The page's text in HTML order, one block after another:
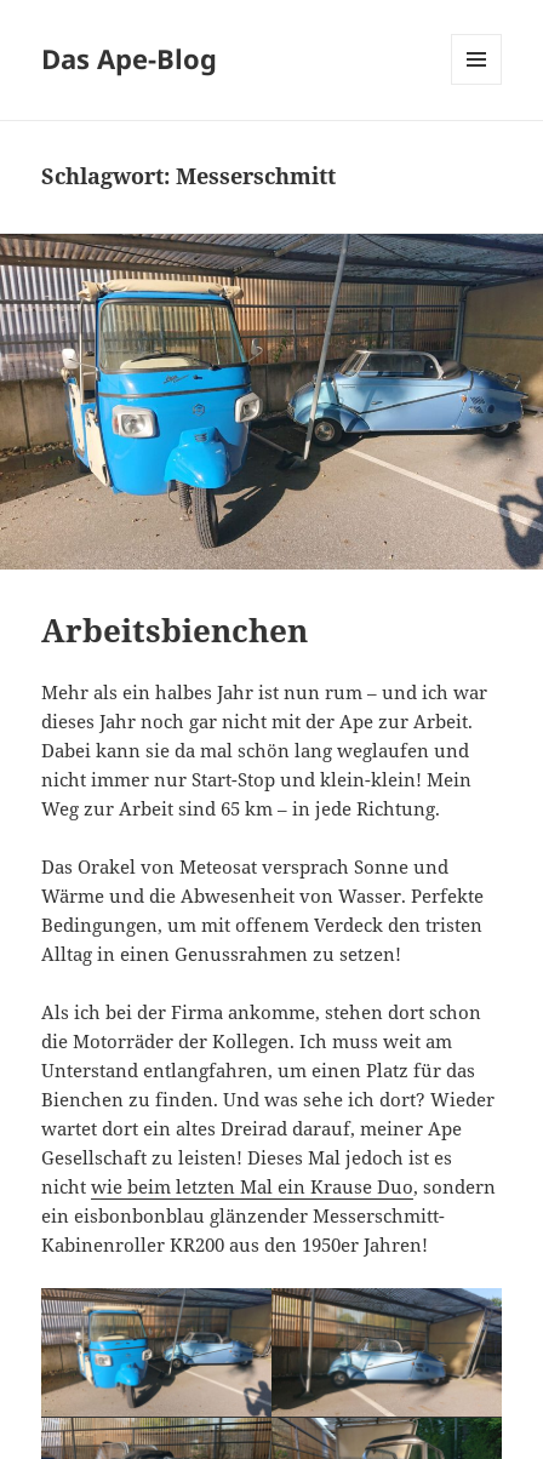
Das Ape-Blog
Schlagwort:Messerschmitt
Arbeitsbienchen
Mehr als ein halbes Jahr ist nun rum – und ich war
dieses Jahr noch gar nicht mit der Ape zur Arbeit.
Dabei kann sie da mal schön lang weglaufen und
nicht immer nur Start-Stop und klein-klein! Mein
Weg zur Arbeit sind 65 km – in jede Richtung.
Das Orakel von Meteosat versprach Sonne und
Wärme und die Abwesenheit von Wasser. Perfekte
Bedingungen, um mit offenem Verdeck den tristen
Alltag in einen Genussrahmen zu setzen!
Als ich bei der Firma ankomme, stehen dort schon
die Motorräder der Kollegen. Ich muss weit am
Unterstand entlangfahren, um einen Platz für das
Bienchen zu finden. Und was sehe ich dort? Wieder
wartet dort ein altes Dreirad darauf, meiner Ape
Gesellschaft zu leisten! Dieses Mal jedoch ist es
nichtwie beim letzten Mal ein Krause Duo, sondern
ein eisbonbonblau glänzender Messerschmitt-
Kabinenroller KR200 aus den 1950er Jahren!